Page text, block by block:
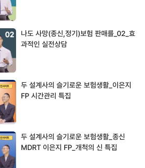
나도 사망(종신,정기)보험 판매를_02_효
과적인 실전상담
두 설계사의 슬기로운 보험생활_이은지
FP 시간관리 특집
두 설계사의 슬기로운 보험생활_종신
MDRT 이은지 FP_개척의 신 특집